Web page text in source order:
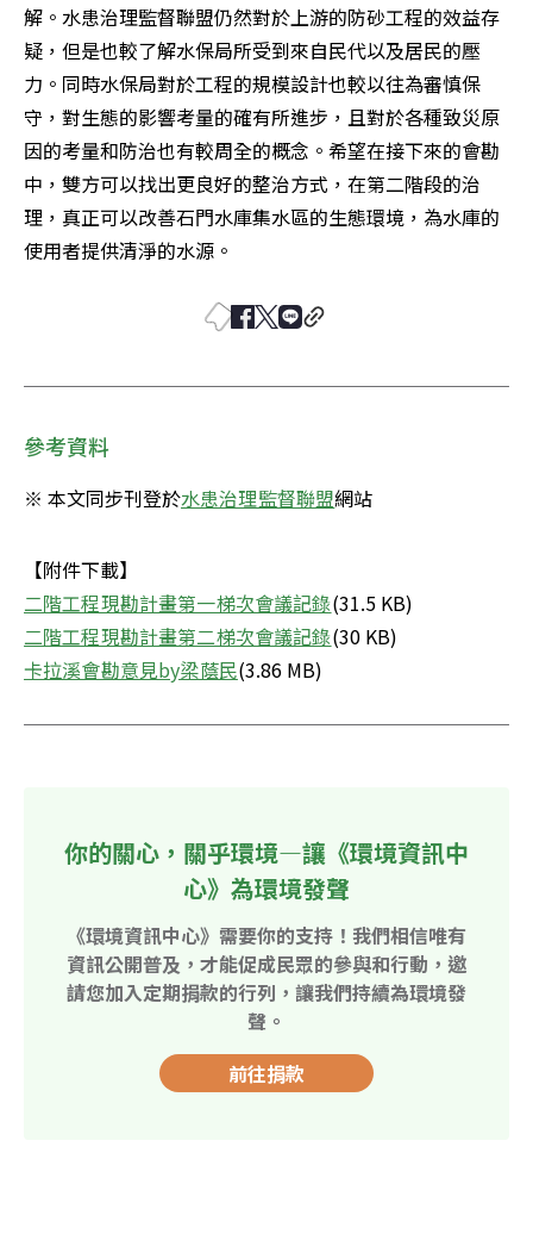
解。水患治理監督聯盟仍然對於上游的防砂工程的效益存
疑，但是也較了解水保局所受到來自民代以及居民的壓
力。同時水保局對於工程的規模設計也較以往為審慎保
守，對生態的影響考量的確有所進步，且對於各種致災原
因的考量和防治也有較周全的概念。希望在接下來的會勘
中，雙方可以找出更良好的整治方式，在第二階段的治
理，真正可以改善石門水庫集水區的生態環境，為水庫的
使用者提供清淨的水源。
參考資料
※ 本文同步刊登於水患治理監督聯盟網站
二階工程現勘計畫第一梯次會議記錄
二階工程現勘計畫第二梯次會議記錄
卡拉溪會勘意見by梁蔭民(3.86 MB)
你的關心，關乎環境—讓《環境資訊中
心》為環境發聲
《環境資訊中心》需要你的支持！我們相信唯有
資訊公開普及，才能促成民眾的參與和行動，邀
請您加入定期捐款的行列，讓我們持續為環境發
聲。
前往捐款